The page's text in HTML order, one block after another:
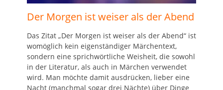
Der Morgen ist weiser als der Abend
Das Zitat „Der Morgen ist weiser als der Abend“ ist
womöglich kein eigenständiger Märchentext,
sondern eine sprichwörtliche Weisheit, die sowohl
in der Literatur, als auch in Märchen verwendet
wird. Man möchte damit ausdrücken, lieber eine
Nacht (manchmal sogar drei Nächte) über Dinge